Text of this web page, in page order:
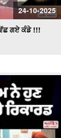
24-10-2025
ਗਏ ਕੰਡੇ !!!